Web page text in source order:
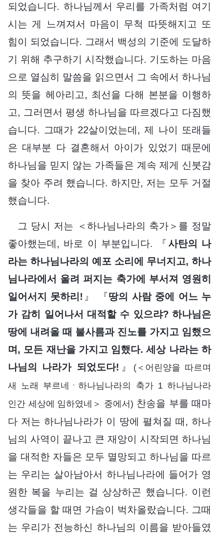
되었습니다. 하나님께서 우리를 가족처럼 여기
시는 게 느껴져서 마음이 무척 따뜻해지고 또
힘이 되었습니다. 그래서 백성의 기준에 도달하
기 위해 추구하기 시작했습니다. 기도하는 마음
으로 열심히 말씀을 읽으면서 그 속에서 하나님
의 뜻을 헤아리고, 최선을 다해 본분을 이행하
고, 그러면서 평생 하나님을 따르겠다고 다짐했
습니다. 그때가 22살이었는데, 제 나이 또래들
은 대부분 다 결혼해서 아이가 있었기 때문에
하나님을 믿지 않는 가족들은 계속 제게 신붓감
을 찾아 주려 했습니다. 하지만, 저는 모두 거절
했습니다.
그 당시 저는 ＜하나님나라의 축가＞를 정말
좋아했는데, 바로 이 부분입니다. 『 사탄의 나
라는 하나님나라의 예포 소리에 무너지고, 하나
님나라에서 울려 퍼지는 축가에 부서져 영원히
일어서지 못하리! 』 『땅의 사람 중에 어느 누
가 감히 일어나서 대적할 수 있으랴? 하나님은
땅에 내려올 때 불사름과 진노를 가지고 임했으
며, 모든 재난을 가지고 임했다. 세상 나라는 하
나님의 나라가 되었도다! 』
(＜어린양을 따르며
새 노래 부르네ㆍ하나님나라의 축가 1 하나님나라
인간 세상에 임하였네＞ 중에서) 찬송을 부를 때마
다 저는 하나님나라가 이 땅에 펼쳐질 때, 하나
님의 사역이 끝나고 큰 재앙이 시작되면 하나님
을 대적한 자들은 모두 멸망되고 하나님을 따르
는 우리는 살아남아서 하나님나라에 들어가 영
원한 복을 누리는 걸 상상하곤 했습니다. 이런
생각들을 할 때면 가슴이 벅차올랐습니다. 그때
는 우리가 전능하신 하나님의 이름을 받아들였